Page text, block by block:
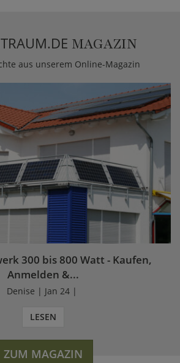
MAGAZIN
aus unserem Online-Magazin
300 bis 800 Watt - Kaufen,
Anmelden &...
Denise | Jan 24 |
LESEN
ZUM MAGAZIN